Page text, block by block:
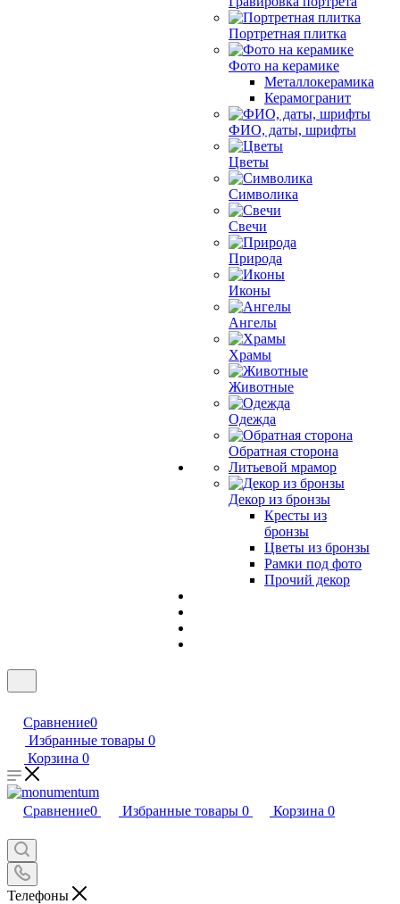
Портретная плитка
Фото на керамике
Металлокерамика
Керамогранит
ФИО, даты, шрифты
Цветы
Символика
Свечи
Природа
Иконы
Ангелы
Храмы
Животные
Одежда
Обратная сторона
Литьевой мрамор
Декор из бронзы
Кресты из
бронзы
Цветы из бронзы
Рамки под фото
Прочий декор
Сравнение0
Избранные товары 0
Корзина 0
Сравнение0 Избранные товары 0 Корзина 0
Телефоны